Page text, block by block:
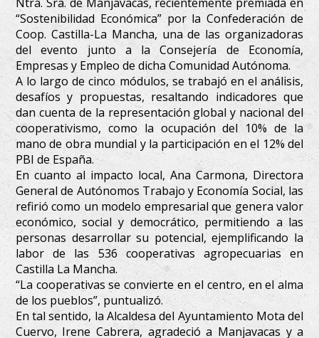
“Sostenibilidad Económica” por la Confederación de
Coop. Castilla-La Mancha, una de las organizadoras
del evento junto a la Consejería de Economía,
Empresas y Empleo de dicha Comunidad Autónoma.
A lo largo de cinco módulos, se trabajó en el análisis,
desafíos y propuestas, resaltando indicadores que
dan cuenta de la representación global y nacional del
cooperativismo, como la ocupación del 10% de la
mano de obra mundial y la participación en el 12% del
PBI de España.
En cuanto al impacto local, Ana Carmona, Directora
General de Autónomos Trabajo y Economía Social, las
refirió como un modelo empresarial que genera valor
económico, social y democrático, permitiendo a las
personas desarrollar su potencial, ejemplificando la
labor de las 536 cooperativas agropecuarias en
Castilla La Mancha.
“La cooperativas se convierte en el centro, en el alma
de los pueblos”, puntualizó.
En tal sentido, la Alcaldesa del Ayuntamiento Mota del
Cuervo, Irene Cabrera, agradeció a Manjavacas y a